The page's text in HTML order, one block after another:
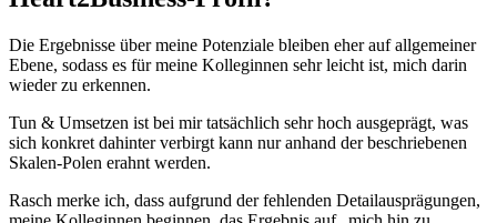
Die Ergebnisse über meine Potenziale bleiben eher auf allgemeiner
Ebene, sodass es für meine Kolleginnen sehr leicht ist, mich darin
wieder zu erkennen.
Tun & Umsetzen ist bei mir tatsächlich sehr hoch ausgeprägt, was
sich konkret dahinter verbirgt kann nur anhand der beschriebenen
Skalen-Polen erahnt werden.
Rasch merke ich, dass aufgrund der fehlenden Detailausprägungen,